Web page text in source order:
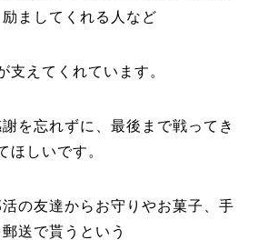
ましてくれる人など
支えてくれています。
を忘れずに、最後まで戦ってき
ほしいです。
の友達からお守りやお菓子、手
送で貰うという